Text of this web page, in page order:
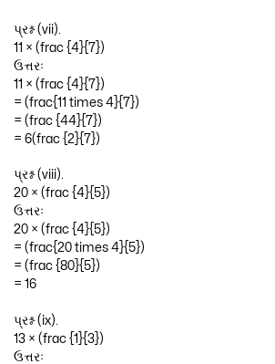
પ્રશ્ન (vii).
11 × (frac {4}{7})
ઉત્તરઃ
11 × (frac {4}{7})
= (frac{11 times 4}{7})
= (frac {44}{7})
= 6(frac {2}{7})
પ્રશ્ન (viii).
20 × (frac {4}{5})
ઉત્તરઃ
20 × (frac {4}{5})
= (frac{20 times 4}{5})
= (frac {80}{5})
= 16
પ્રશ્ન (ix).
13 × (frac {1}{3})
ઉત્તરઃ